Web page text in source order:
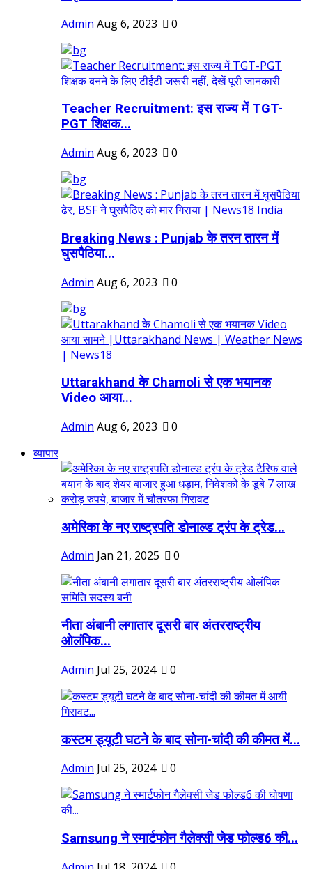
Admin Aug 6, 2023 0
Teacher Recruitment: इस राज्य में TGT-
PGT शिक्षक...
Admin Aug 6, 2023 0
Breaking News : Punjab के तरन तारन में
घुसपैठिया...
Admin Aug 6, 2023 0
Uttarakhand के Chamoli से एक भयानक
Video आया...
Admin Aug 6, 2023
0
व्यापार
अमेरिका के नए राष्ट्रपति डोनाल्ड ट्रंप के ट्रेड...
Admin Jan 21, 2025 0
नीता अंबानी लगातार दूसरी बार अंतरराष्ट्रीय
ओलंपिक...
Admin Jul 25, 2024 0
कस्टम ड्यूटी घटने के बाद सोना-चांदी की कीमत में...
Admin Jul 25, 2024 0
Samsung ने स्मार्टफोन गैलेक्सी जेड फोल्ड6 की...